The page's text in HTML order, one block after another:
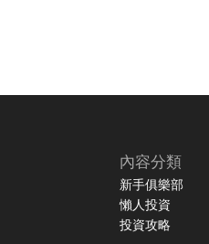
內容分類
新手俱樂部
懶人投資
投資攻略